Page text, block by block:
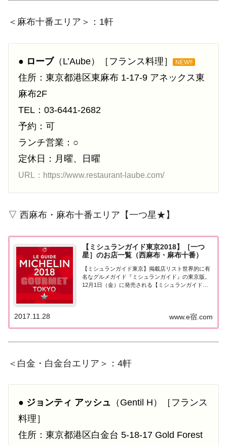
＜麻布十番エリア＞：1軒
● ローブ（L’Aube）［フランス料理］ NEW!!
住所：東京都港区東麻布 1-17-9 アネックス東
麻布2F
TEL：03-6441-2682
予約：可
ランチ営業：○
定休日：月曜、日曜
URL：https://www.restaurant-laube.com/
▽ 西麻布・麻布十番エリア【一つ星★】
【ミシュランガイド東京2018】［一つ
星］のお店一覧（西麻布・麻布十番）
【ミシュランガイド東京】掲載店リスト世界的に有
名なグルメガイド『ミシュランガイド』の東京版。
12月1日（金）に発売される【ミシュランガイド東
www.e宿.com
2017.11.28
＜白金・白金台エリア＞：4軒
● ジョンティ アッシュ （Gentil H）［フランス
料理］
住所：東京都港区白金台 5-18-17 Gold Forest